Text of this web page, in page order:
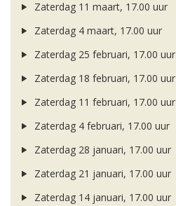
Zaterdag 11 maart, 17.00 uur
Zaterdag 4 maart, 17.00 uur
Zaterdag 25 februari, 17.00 uur
Zaterdag 18 februari, 17.00 uur
Zaterdag 11 februari, 17.00 uur
Zaterdag 4 februari, 17.00 uur
Zaterdag 28 januari, 17.00 uur
Zaterdag 21 januari, 17.00 uur
Zaterdag 14 januari, 17.00 uur